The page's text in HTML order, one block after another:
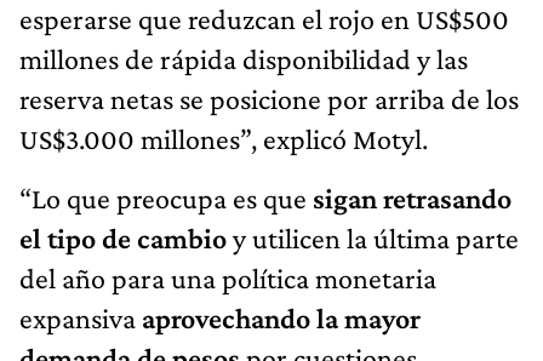
esperarse que reduzcan el rojo en US$500
millones de rápida disponibilidad y las
reserva netas se posicione por arriba de los
US$3.000 millones”, explicó Motyl.
“Lo que preocupa es que sigan retrasando
el tipo de cambioy utilicen la última parte
del año para una política monetaria
expansiva aprovechando la mayor